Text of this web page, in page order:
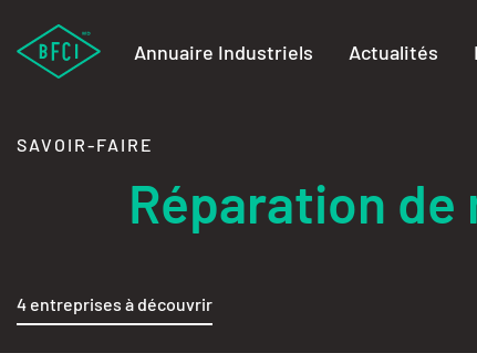
Annuaire Industriels Actualités
SAVOIR-FAIRE
Réparation
4 entreprises à découvrir